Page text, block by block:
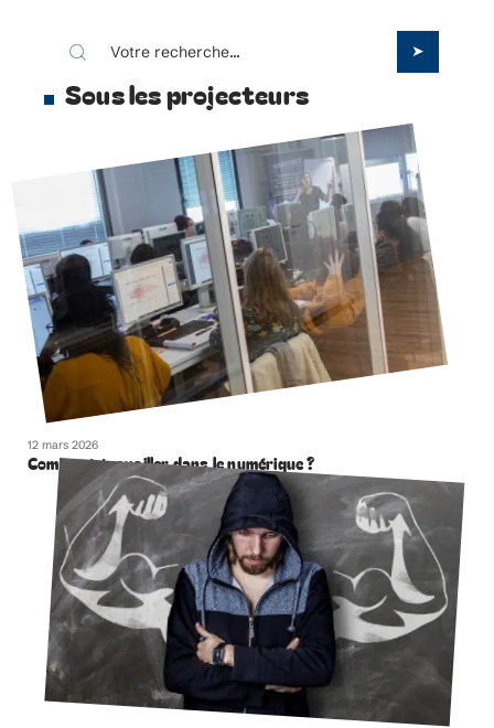
Sous les projecteurs
12 mars 2026
Comment travailler dans le numérique ?